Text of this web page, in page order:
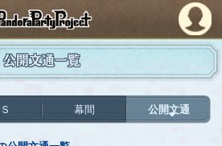
PandoraPartyProject
公開文通一覧
幕間 公開文通